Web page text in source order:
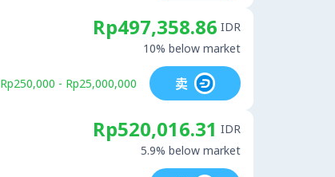
Rp497,358.86 IDR
10% below market
Rp250,000 - Rp25,000,000 卖
Rp520,016.31 IDR
5.9% below market